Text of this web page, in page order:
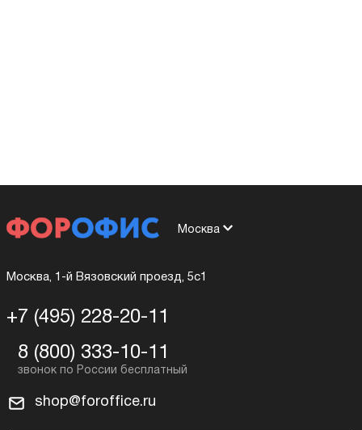
Москва
Москва, 1-й Вязовский проезд, 5с1
+7 (495) 228-20-11
8 (800) 333-10-11
shop@foroffice.ru